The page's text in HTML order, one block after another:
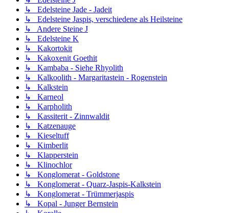
↳ Edelsteine Jade - Jadeit
↳ Edelsteine Jaspis, verschiedene als Heilsteine
↳ Andere Steine J
↳ Edelsteine K
↳ Kakortokit
↳ Kakoxenit Goethit
↳ Kambaba - Siehe Rhyolith
↳ Kalkoolith - Margaritastein - Rogenstein
↳ Kalkstein
↳ Karneol
↳ Karpholith
↳ Kassiterit - Zinnwaldit
↳ Katzenauge
↳ Kieseltuff
↳ Kimberlit
↳ Klapperstein
↳ Klinochlor
↳ Konglomerat - Goldstone
↳ Konglomerat - Quarz-Jaspis-Kalkstein
↳ Konglomerat - Trümmerjaspis
↳ Kopal - Junger Bernstein